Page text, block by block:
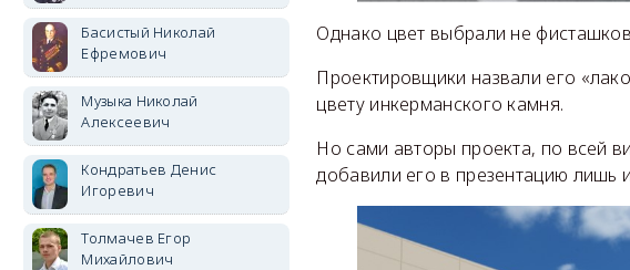
Однако цвет выбрали не
Проектировщики назвали его
цвету инкерманского камня.
Но сами авторы проекта, по всей
добавили его в презентацию лишь
Басистый Николай
Ефремович
Музыка Николай
Алексеевич
Кондратьев Денис
Игоревич
Толмачев Егор
Михайлович